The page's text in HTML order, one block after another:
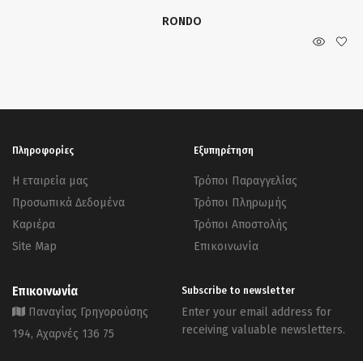
RONDO
Πληροφορίες
Η εταιρεία μας
Προσωπικά Δεδομένα
Καριέρα
Site Map
Εξυπηρέτηση
Τρόποι Παραγγελίας
Τρόποι Πληρωμής
Τρόποι Αποστολής
Επικοινωνία
Επικοινωνία
Παναγίας Γρηγορούσης
194, Αχαρνές 136 75
Subscribe to newsletter
Enter your email address for
receiving valuable newsletters.